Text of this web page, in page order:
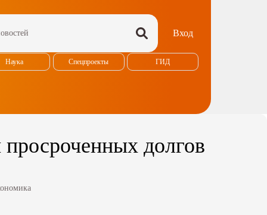
Вход
Наука Спецпроекты ГИД
долгов